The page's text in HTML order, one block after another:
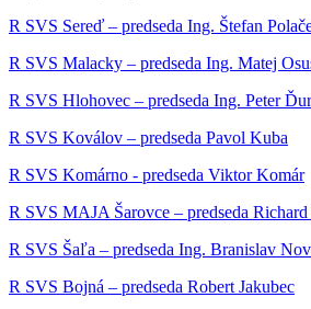
R SVS Sereď – predseda Ing. Štefan
R SVS Malacky – predseda Ing. Matej
R SVS Hlohovec – predseda Ing. Peter
R SVS Koválov – predseda Pavol Kuba
R SVS Komárno - predseda Viktor Komár
R SVS MAJA Šarovce – predseda Richard
R SVS Šaľa – predseda Ing. Branislav
R SVS Bojná – predseda Robert Jakubec